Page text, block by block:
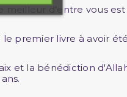
meilleur d'entre vous
et la bénédiction